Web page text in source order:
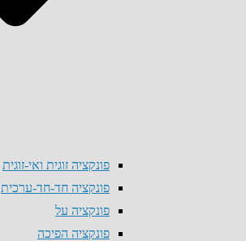
פונקציה זוגית ואי-זוגית
פונקציה חד-חד-ערכית
פונקציה על
פונקציה הפיכה